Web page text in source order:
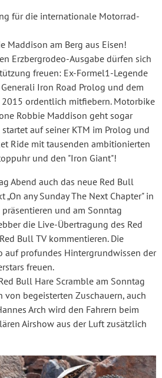
für die internationale Motorrad-
Maddison am Berg aus Eisen!
Erzbergrodeo-Ausgabe dürfen sich
freuen: Ex-Formel1-Legende
Iron Road Prolog und dem
2015 ordentlich mitfiebern. Motorbike
Robbie Maddison geht sogar
auf seiner KTM im Prolog und
Ride mit tausenden ambitionierten
und den "Iron Giant"!
Abend auch das neue Red Bull
any Sunday The Next Chapter" in
und am Sonntag
die Live-Übertragung des Red
Bull TV kommentieren. Die
auf profundes Hintergrundwissen der
freuen.
Bull Hare Scramble am Sonntag
von begeisterten Zuschauern, auch
Arch wird den Fahrern beim
Airshow aus der Luft zusätzlich